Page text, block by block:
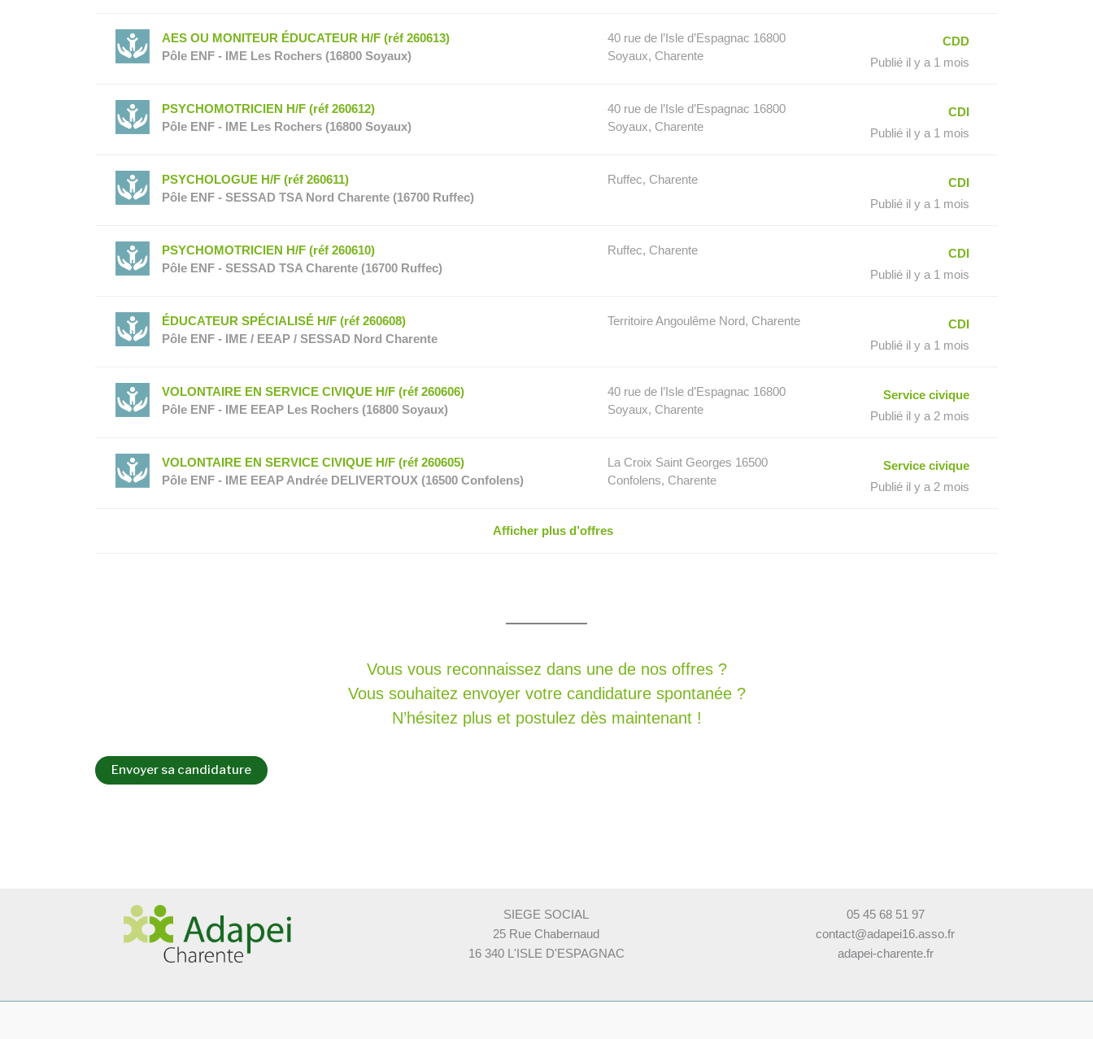
AES OU MONITEUR ÉDUCATEUR H/F (réf 260613)
Pôle ENF - IME Les Rochers (16800 Soyaux)
40 rue de l’Isle d’Espagnac 16800
Soyaux, Charente
CDD
Publié il y a 1 mois
PSYCHOMOTRICIEN H/F (réf 260612)
Pôle ENF - IME Les Rochers (16800 Soyaux)
40 rue de l’Isle d’Espagnac 16800
Soyaux, Charente
CDI
Publié il y a 1 mois
PSYCHOLOGUE H/F (réf 260611)
Pôle ENF - SESSAD TSA Nord Charente (16700 Ruffec)
Ruffec, Charente
CDI
Publié il y a 1 mois
PSYCHOMOTRICIEN H/F (réf 260610)
Pôle ENF - SESSAD TSA Charente (16700 Ruffec)
Ruffec, Charente
CDI
Publié il y a 1 mois
ÉDUCATEUR SPÉCIALISÉ H/F (réf 260608)
Pôle ENF - IME / EEAP / SESSAD Nord Charente
Territoire Angoulême Nord, Charente
CDI
Publié il y a 1 mois
VOLONTAIRE EN SERVICE CIVIQUE H/F (réf 260606)
Pôle ENF - IME EEAP Les Rochers (16800 Soyaux)
40 rue de l’Isle d’Espagnac 16800
Soyaux, Charente
Service civique
Publié il y a 2 mois
VOLONTAIRE EN SERVICE CIVIQUE H/F (réf 260605)
Pôle ENF - IME EEAP Andrée DELIVERTOUX (16500 Confolens)
La Croix Saint Georges 16500
Confolens, Charente
Service civique
Publié il y a 2 mois
Afficher plus d’offres
Vous vous reconnaissez dans une de nos offres ?
Vous souhaitez envoyer votre candidature spontanée ?
N’hésitez plus et postulez dès maintenant !
Envoyer sa candidature
SIEGE SOCIAL
25 Rue Chabernaud
16 340 L'ISLE D'ESPAGNAC
05 45 68 51 97
contact@adapei16.asso.fr
adapei-charente.fr